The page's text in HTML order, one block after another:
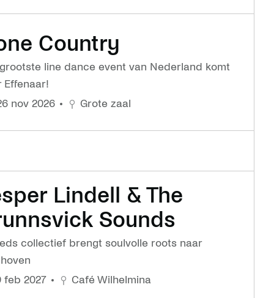
Country
line dance event van Nederland komt
Effenaar!
nov 2026
Grote zaal
Lindell & The
Sounds
collectief brengt soulvolle roots naar
feb 2027
Café Wilhelmina